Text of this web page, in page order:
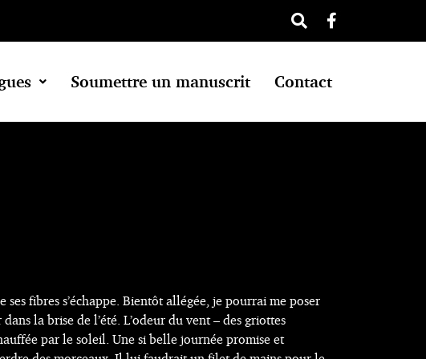
Soumettre un manuscrit Contact
ses fibres s’échappe. Bientôt allégée, je pourrai me poser
la brise de l’été. L’odeur du vent – des griottes
par le soleil. Une si belle journée promise et